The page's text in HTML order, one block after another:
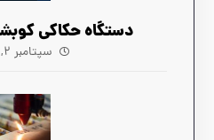
دستگاه‌ حکاکی
سپتامبر ۲, ۲۰۲۴